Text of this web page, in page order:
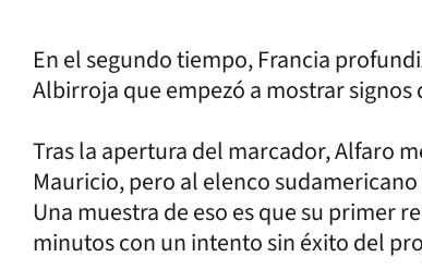
En el segundo tiempo, Francia
Albirroja que empezó a mostrar signos
Tras la apertura del marcador, Alfaro
Mauricio, pero al elenco
Una muestra de eso es que su primer
minutos con un intento sin éxito del